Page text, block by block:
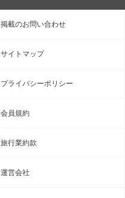
掲載のお問い合わせ
サイトマップ
プライバシーポリシー
会員規約
旅行業約款
運営会社